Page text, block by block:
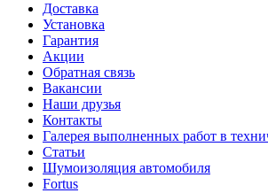
Доставка
Установка
Гарантия
Акции
Обратная связь
Вакансии
Наши друзья
Контакты
Галерея выполненных работ в
Статьи
Шумоизоляция автомобиля
Fortus